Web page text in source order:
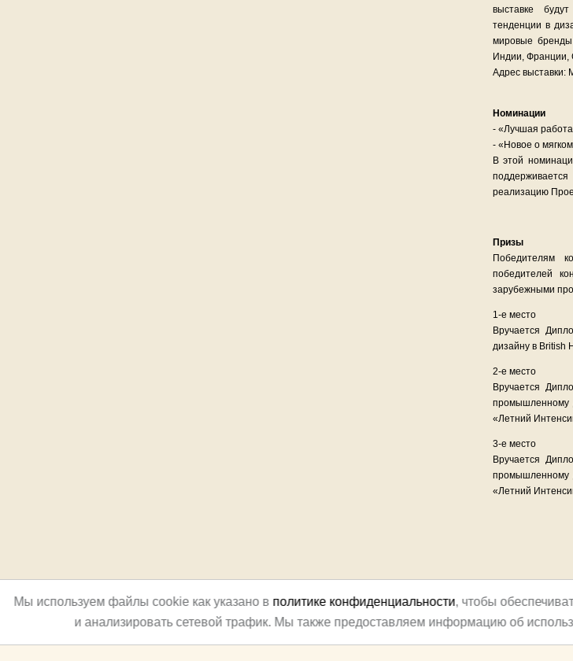
выставке
тенденции в
мировые
Индии,
Адрес
Номинации
- «Лучшая
- «Новое о
В этой
реализацию
Призы
Победителям
победителей
зарубежными
1-е место
Вручается
дизайну в British
2-е место
Вручается
промышленному
«Летний
3-е место
Вручается
промышленному
«Летний
Мы используем файлы cookie как указано в политике конфиденциальности, чтобы
и анализировать сетевой трафик. Мы также предоставляем информацию об